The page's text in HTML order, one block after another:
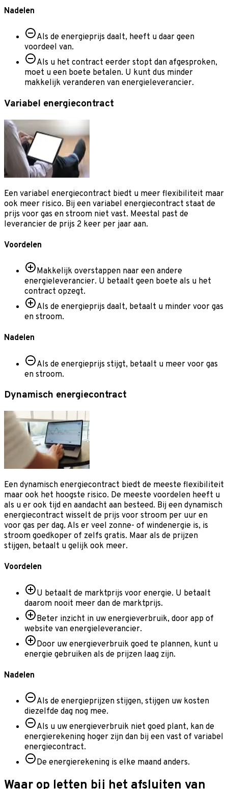
Nadelen
Als de energieprijs daalt, heeft u daar geen
voordeel van.
Als u het contract eerder stopt dan afgesproken,
moet u een boete betalen. U kunt dus minder
makkelijk veranderen van energieleverancier.
Variabel energiecontract
Een variabel energiecontract biedt u meer flexibiliteit maar
ook meer risico. Bij een variabel energiecontract staat de
prijs voor gas en stroom niet vast. Meestal past de
leverancier de prijs 2 keer per jaar aan.
Voordelen
Makkelijk overstappen naar een andere
energieleverancier. U betaalt geen boete als u het
contract opzegt.
Als de energieprijs daalt, betaalt u minder voor gas
en stroom.
Nadelen
Als de energieprijs stijgt, betaalt u meer voor gas
en stroom.
Dynamisch energiecontract
Een dynamisch energiecontract biedt de meeste flexibiliteit
maar ook het hoogste risico. De meeste voordelen heeft u
als u er ook tijd en aandacht aan besteed. Bij een dynamisch
energiecontract wisselt de prijs voor stroom per uur en
voor gas per dag. Als er veel zonne- of windenergie is, is
stroom goedkoper of zelfs gratis. Maar als de prijzen
stijgen, betaalt u gelijk ook meer.
Voordelen
U betaalt de marktprijs voor energie. U betaalt
daarom nooit meer dan de marktprijs.
Beter inzicht in uw energieverbruik, door app of
website van energieleverancier.
Door uw energieverbruik goed te plannen, kunt u
energie gebruiken als de prijzen laag zijn.
Nadelen
Als de energieprijzen stijgen, stijgen uw kosten
diezelfde dag nog mee.
Als u uw energieverbruik niet goed plant, kan de
energierekening hoger zijn dan bij een vast of variabel
energiecontract.
De energierekening is elke maand anders.
Waar op letten bij het afsluiten van